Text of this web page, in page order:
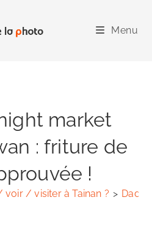
Menu
market
: friture de
!
voir / visiter à Tainan ? >